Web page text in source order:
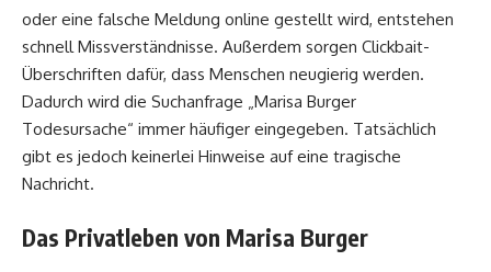
oder eine falsche Meldung online gestellt wird, entstehen
schnell Missverständnisse. Außerdem sorgen Clickbait-
Überschriften dafür, dass Menschen neugierig werden.
Dadurch wird die Suchanfrage „Marisa Burger
Todesursache“ immer häufiger eingegeben. Tatsächlich
gibt es jedoch keinerlei Hinweise auf eine tragische
Nachricht.
Das Privatleben von Marisa Burger